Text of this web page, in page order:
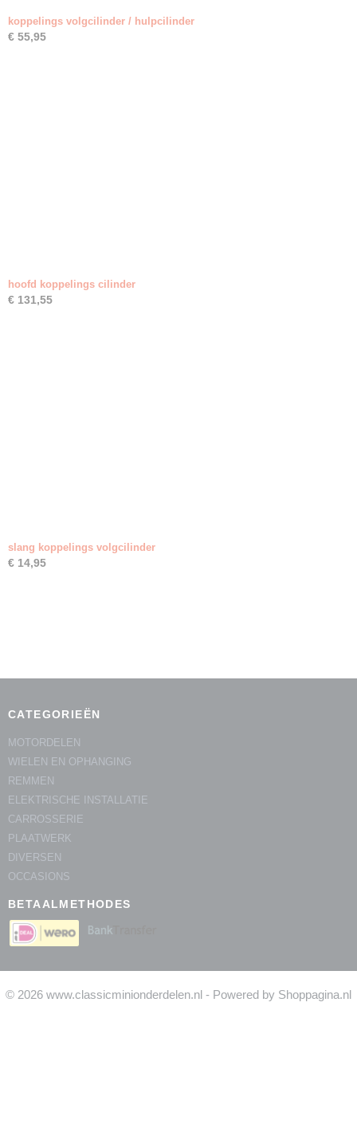
koppelings volgcilinder / hulpcilinder
€ 55,95
hoofd koppelings cilinder
€ 131,55
slang koppelings volgcilinder
€ 14,95
CATEGORIEËN
MOTORDELEN
WIELEN EN OPHANGING
REMMEN
ELEKTRISCHE INSTALLATIE
CARROSSERIE
PLAATWERK
DIVERSEN
OCCASIONS
BETAALMETHODES
© 2026 www.classicminionderdelen.nl - Powered by Shoppagina.nl